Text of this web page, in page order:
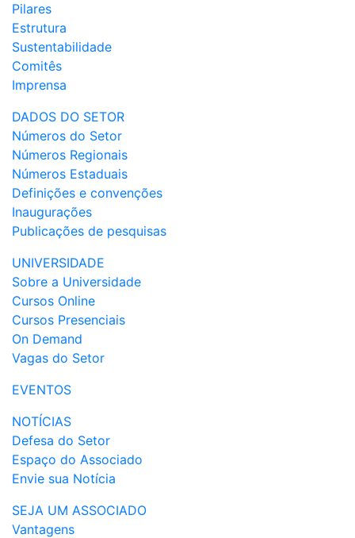
Pilares
Estrutura
Sustentabilidade
Comitês
Imprensa
DADOS DO SETOR
Números do Setor
Números Regionais
Números Estaduais
Definições e convenções
Inaugurações
Publicações de pesquisas
UNIVERSIDADE
Sobre a Universidade
Cursos Online
Cursos Presenciais
On Demand
Vagas do Setor
EVENTOS
NOTÍCIAS
Defesa do Setor
Espaço do Associado
Envie sua Notícia
SEJA UM ASSOCIADO
Vantagens